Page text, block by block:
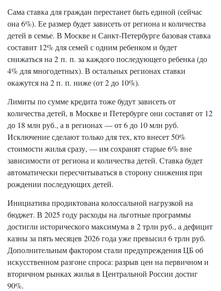
Сама ставка для граждан перестанет быть единой (сейчас
она 6%). Ее размер будет зависеть от региона и количества
детей в семье. В Москве и Санкт-Петербурге базовая ставка
составит 12% для семей с одним ребенком и будет
снижаться на 2 п. п. за каждого последующего ребенка (до
4% для многодетных). В остальных регионах ставки
окажутся на 2 п. п. ниже (от 2 до 10%).
Лимиты по сумме кредита тоже будут зависеть от
количества детей, в Москве и Петербурге они составят от 12
до 18 млн руб., а в регионах — от 6 до 10 млн руб.
Исключение сделают только для тех, кто внесет 50%
стоимости жилья сразу, — им сохранят старые 6% вне
зависимости от региона и количества детей. Ставка будет
автоматически пересчитываться в сторону снижения при
рождении последующих детей.
Инициатива продиктована колоссальной нагрузкой на
бюджет. В 2025 году расходы на льготные программы
достигли исторического максимума в 2 трлн руб., а дефицит
казны за пять месяцев 2026 года уже превысил 6 трлн руб.
Дополнительным фактором стали предупреждения ЦБ об
искусственном разгоне спроса: разрыв цен на первичном и
вторичном рынках жилья в Центральной России достиг
90%.